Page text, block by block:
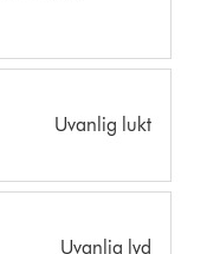
Uvanlig lukt
Uvanlig lyd